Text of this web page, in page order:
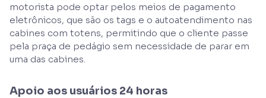
motorista pode optar pelos meios de pagamento
eletrônicos, que são os tags e o autoatendimento nas
cabines com totens, permitindo que o cliente passe
pela praça de pedágio sem necessidade de parar em
uma das cabines.
Apoio aos usuários 24 horas